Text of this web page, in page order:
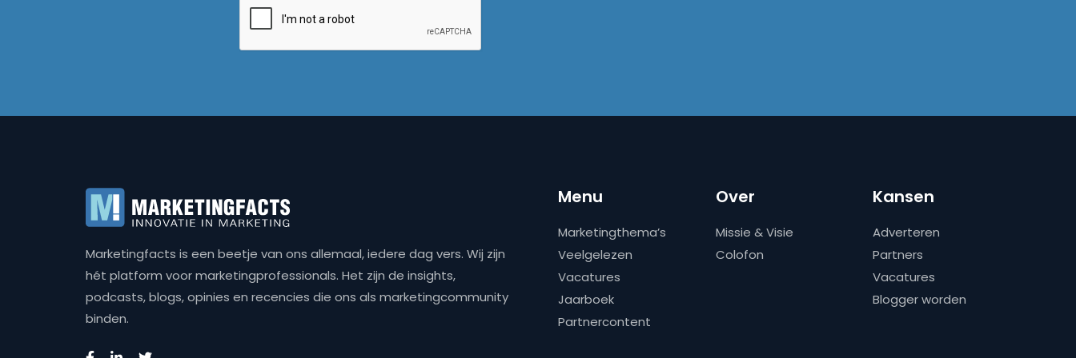
Marketingfacts is een beetje van ons allemaal, iedere dag vers. Wij zijn
hét platform voor marketingprofessionals. Het zijn de insights,
podcasts, blogs, opinies en recencies die ons als marketingcommunity
binden.
Menu
Marketingthema’s
Veelgelezen
Vacatures
Jaarboek
Partnercontent
Over
Missie & Visie
Colofon
Kansen
Adverteren
Partners
Vacatures
Blogger worden